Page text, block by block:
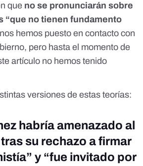
que no se pronunciarán sobre
“que no tienen fundamento
hemos puesto en contacto con
pero hasta el momento de
artículo no hemos tenido
versiones de estas teorías:
habría amenazado al
su rechazo a firmar
y “fue invitado por